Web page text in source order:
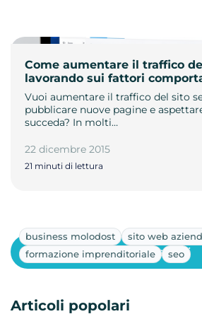
Come aumentare il traffico
lavorando sui fattori
Vuoi aumentare il traffico del sito
pubblicare nuove pagine e
succeda? In molti…
22 dicembre 2015
21 minuti di lettura
business molodost
sito web
formazione imprenditoriale
seo
Mostra altri
Articoli popolari